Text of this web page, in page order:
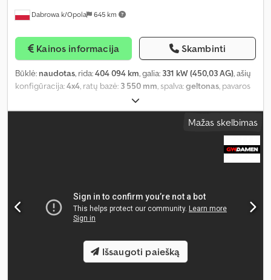
Dabrowa k/Opola 645 km
Kainos informacija Skambinti
Būklė: naudotas, rida:404 094 km, galia: 331 kW (450,03 AG), ašių
konfigūracija:4x4, ratų bazė: 3 550 mm, spalva:geltonas, pavaros
, emisijos klasė:Euro 6
bendras plotis:2 550 mm, bendras aukštis:3 330 mm, Gamybos
ABS, centrinis užraktas, diferencialoMažas skelbimas
Išsaugoti paiešką